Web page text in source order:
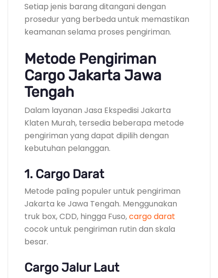
Setiap jenis barang ditangani dengan
prosedur yang berbeda untuk memastikan
keamanan selama proses pengiriman.
Metode Pengiriman
Cargo Jakarta Jawa
Tengah
Dalam layanan Jasa Ekspedisi Jakarta
Klaten Murah, tersedia beberapa metode
pengiriman yang dapat dipilih dengan
kebutuhan pelanggan.
1. Cargo Darat
Metode paling populer untuk pengiriman
Jakarta ke Jawa Tengah. Menggunakan
truk box, CDD, hingga Fuso,cargo darat
cocok untuk pengiriman rutin dan skala
besar.
Cargo Jalur Laut